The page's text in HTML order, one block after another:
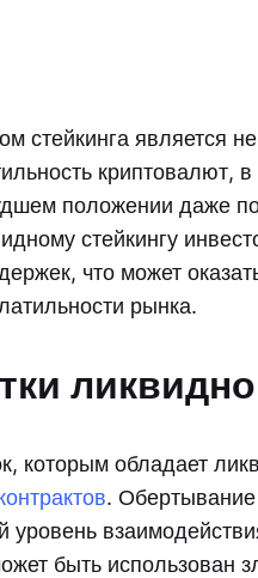
стейкинга является
криптовалют,
положении даже
стейкингу
что может
рынка.
которым обладает
. Обертывание
уровень
быть использован